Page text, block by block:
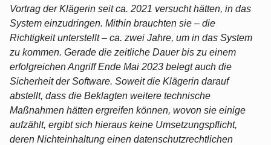
Vortrag der Klägerin seit ca. 2021 versucht hätten, in das
System einzudringen. Mithin brauchten sie – die
Richtigkeit unterstellt – ca. zwei Jahre, um in das System
zu kommen. Gerade die zeitliche Dauer bis zu einem
erfolgreichen Angriff Ende Mai 2023 belegt auch die
Sicherheit der Software. Soweit die Klägerin darauf
abstellt, dass die Beklagten weitere technische
Maßnahmen hätten ergreifen können, wovon sie einige
aufzählt, ergibt sich hieraus keine Umsetzungspflicht,
deren Nichteinhaltung einen datenschutzrechtlichen